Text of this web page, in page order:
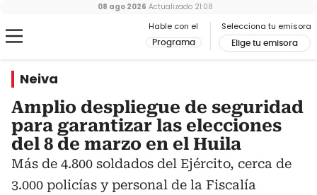
Hable con el
Programa
Selecciona tu emisora
Elige tu emisora
08 ago 2026 Actualizado 21:08
Neiva
Amplio despliegue de seguridad
para garantizar las elecciones
del 8 de marzo en el Huila
Más de 4.800 soldados del Ejército, cerca de
3.000 policías y personal de la Fiscalía